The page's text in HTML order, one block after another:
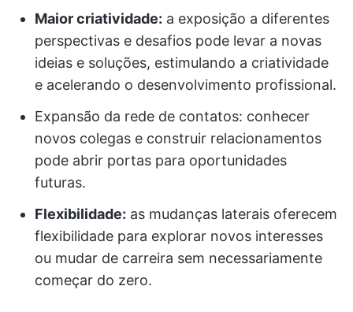
Maior criatividade: a exposição a diferentes
perspectivas e desafios pode levar a novas
ideias e soluções, estimulando a criatividade
e acelerando o desenvolvimento profissional.
Expansão da rede de contatos: conhecer
novos colegas e construir relacionamentos
pode abrir portas para oportunidades
futuras.
Flexibilidade: as mudanças laterais oferecem
flexibilidade para explorar novos interesses
ou mudar de carreira sem necessariamente
começar do zero.